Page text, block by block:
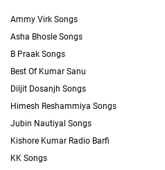
Ammy Virk Songs
Asha Bhosle Songs
B Praak Songs
Best Of Kumar Sanu
Diljit Dosanjh Songs
Himesh Reshammiya Songs
Jubin Nautiyal Songs
Kishore Kumar Radio Barfi
KK Songs